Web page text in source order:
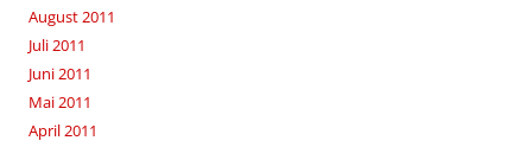
August 2011
Juli 2011
Juni 2011
Mai 2011
April 2011